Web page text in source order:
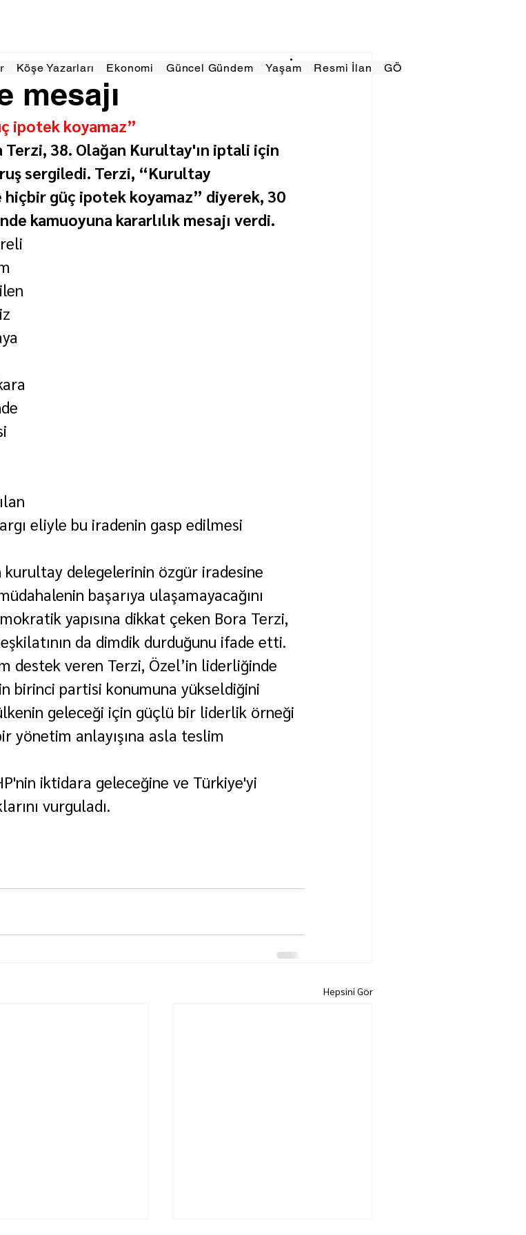
Köşe Yazarları Ekonomi Güncel Gündem Yaşam Resmi İlan GÖRÜNÜMTV
mesajı
ipotek koyamaz”
Terzi, 38. Olağan Kurultay'ın iptali için
sergiledi. Terzi, “Kurultay
güç ipotek koyamaz” diyerek, 30
kamuoyuna kararlılık mesajı verdi.
eliyle bu iradenin gasp edilmesi
kurultay delegelerinin özgür iradesine
başarıya ulaşamayacağını
yapısına dikkat çeken Bora Terzi,
da dimdik durduğunu ifade etti.
destek veren Terzi, Özel’in liderliğinde
birinci partisi konumuna yükseldiğini
geleceği için güçlü bir liderlik örneği
yönetim anlayışına asla teslim
iktidara geleceğine ve Türkiye'yi
vurguladı.
Hepsini Gör